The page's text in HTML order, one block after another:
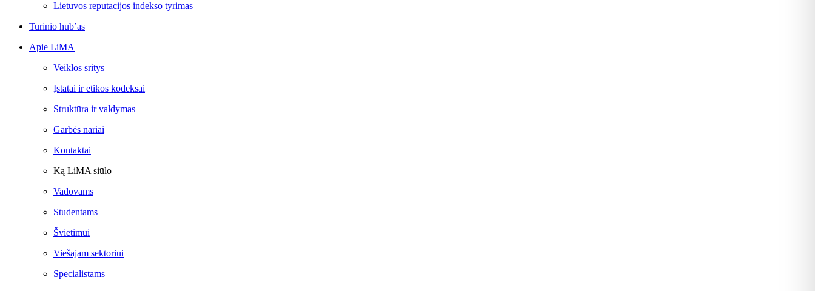
Lietuvos reputacijos indekso tyrimas
Turinio hub’as
Apie LiMA
Veiklos sritys
Įstatai ir etikos kodeksai
Struktūra ir valdymas
Garbės nariai
Kontaktai
Ką LiMA siūlo
Vadovams
Studentams
Švietimui
Viešajam sektoriui
Specialistams